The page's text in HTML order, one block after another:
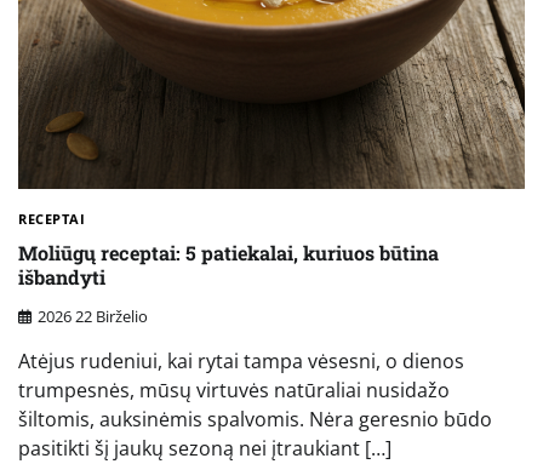
RECEPTAI
Moliūgų receptai: 5 patiekalai, kuriuos būtina
išbandyti
2026 22 Birželio
Atėjus rudeniui, kai rytai tampa vėsesni, o dienos
trumpesnės, mūsų virtuvės natūraliai nusidažo
šiltomis, auksinėmis spalvomis. Nėra geresnio būdo
pasitikti šį jaukų sezoną nei įtraukiant […]